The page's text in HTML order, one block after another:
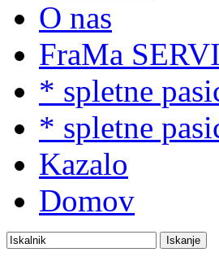
O nas
FraMa
* spletne
* spletne
Kazalo
Domov